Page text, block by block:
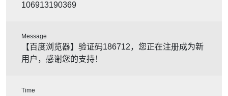
106913190369
Message
【百度浏览器】验证码186712，您正在注册成为新
用户，感谢您的支持！
Time